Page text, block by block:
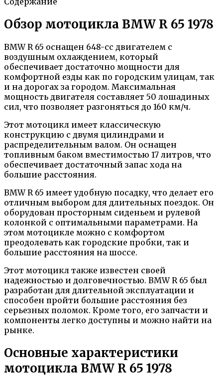
Обзор мотоцикла BMW R 65 1978
BMW R 65 оснащен 648-сс двигателем с
воздушным охлаждением, который
обеспечивает достаточно мощности для
комфортной езды как по городским улицам, так
и на дорогах за городом. Максимальная
мощность двигателя составляет 50 лошадиных
сил, что позволяет разгоняться до 160 км/ч.
Этот мотоцикл имеет классическую
конструкцию с двумя цилиндрами и
распределительным валом. Он оснащен
топливным баком вместимостью 17 литров, что
обеспечивает достаточный запас хода на
большие расстояния.
BMW R 65 имеет удобную посадку, что делает его
отличным выбором для длительных поездок. Он
оборудован просторным сиденьем и рулевой
колонкой с оптимальными параметрами. На
этом мотоцикле можно с комфортом
преодолевать как городские пробки, так и
большие расстояния на шоссе.
Этот мотоцикл также известен своей
надежностью и долговечностью. BMW R 65 был
разработан для длительной эксплуатации и
способен пройти большие расстояния без
серьезных поломок. Кроме того, его запчасти и
компоненты легко доступны и можно найти на
рынке.
Основные характеристики
мотоцикла BMW R 65 1978